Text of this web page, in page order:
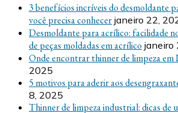
3 benefícios incríveis do desmoldante
você precisa conhecer janeiro 22,
Desmoldante para acrílico: facilidade
de peças moldadas em acrílico janeiro
Onde encontrar thinner de limpeza em
2025
5 motivos para aderir aos
8, 2025
Thinner de limpeza industrial: dicas de